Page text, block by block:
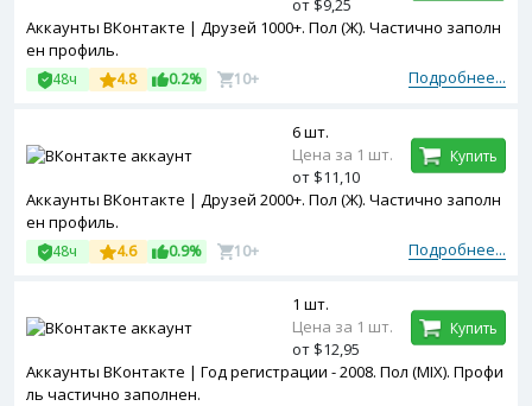
Аккаунты ВКонтакте | Друзей 1000+. Пол (Ж). Частично заполн
ен профиль.
Подробнее...
48ч 4.8 0.2% 10+
от $9,25
Аккаунты ВКонтакте | Друзей 2000+. Пол (Ж). Частично заполн
ен профиль.
Подробнее...
48ч 4.6 0.9% 10+
6 шт.
Цена за 1 шт.
от $11,10
Купить
Аккаунты ВКонтакте | Год регистрации - 2008. Пол (MIX). Профи
ль частично заполнен.
1 шт.
Цена за 1 шт.
от $12,95
Купить